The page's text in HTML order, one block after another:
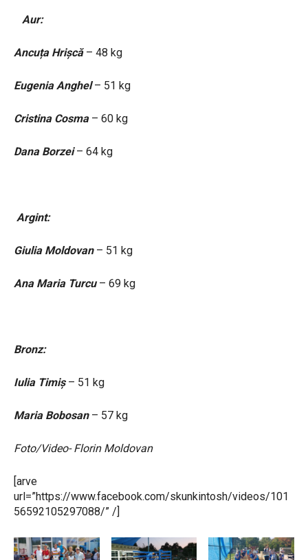
Aur:
Ancuța Hrișcă– 48 kg
Eugenia Anghel– 51 kg
Cristina Cosma– 60 kg
Dana Borzei – 64 kg
Argint:
Giulia Moldovan– 51 kg
Ana Maria Turcu– 69 kg
Bronz:
Iulia Timiș– 51 kg
Maria Bobosan– 57 kg
Foto/Video- Florin Moldovan
[arve
url=”https://www.facebook.com/skunkintosh/videos/101
56592105297088/” /]